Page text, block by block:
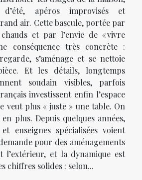
apéros improvisés et
air. Cette bascule, portée par
et par l’envie de « vivre
conséquence très concrète :
s’aménage et se nettoie
Et les détails, longtemps
soudain visibles, parfois
investissent enfin l’espace
veut plus « juste » une table. On
plus. Depuis quelques années,
enseignes spécialisées voient
pour des aménagements
l’extérieur, et la dynamique est
chiffres solides : selon...